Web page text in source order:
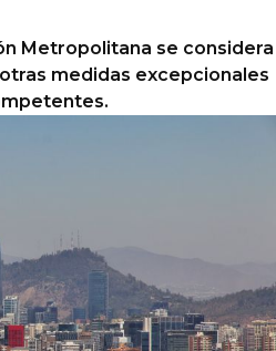
Metropolitana se considera
medidas excepcionales